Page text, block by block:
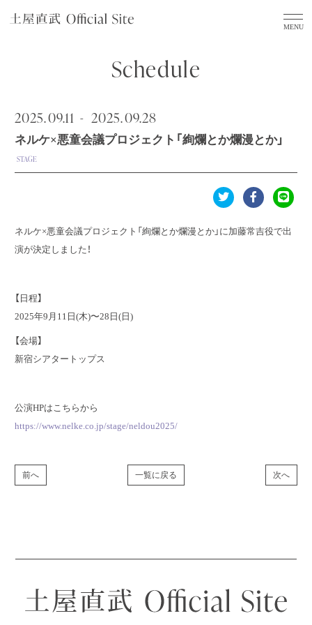
Schedule
2025.09.11 2025.09.28
ネルケ×悪童会議プロジェクト「絢爛とか爛漫とか」
STAGE
ネルケ×悪童会議プロジェクト「絢爛とか爛漫とか」に加藤常吉役で出
演が決定しました！
【日程】
2025年9月11日(木)〜28日(日)
【会場】
新宿シアタートップス
公演HPはこちらから​
https://www.nelke.co.jp/stage/neldou2025/
前へ 一覧に戻る 次へ